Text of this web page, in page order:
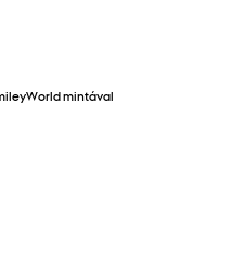
mintával